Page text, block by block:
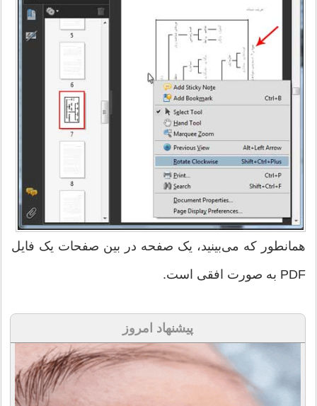
همانطور که می‌بینید، یک صفحه در بین صفحات یک فایل
PDF به صورت افقی است.
پیشنهاد امروز